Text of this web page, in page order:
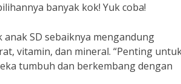
banyak kok! Yuk coba!
SD sebaiknya mengandung
vitamin, dan mineral. “Penting
tumbuh dan berkembang dengan